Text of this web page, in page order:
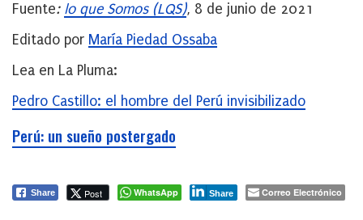
Fuente: lo que Somos (LQS), 8 de junio de 2021
Editado por María Piedad Ossaba
Lea en La Pluma:
Pedro Castillo: el hombre del Perú invisibilizado
Perú: un sueño postergado
Share Post WhatsApp Share Correo Electrónico